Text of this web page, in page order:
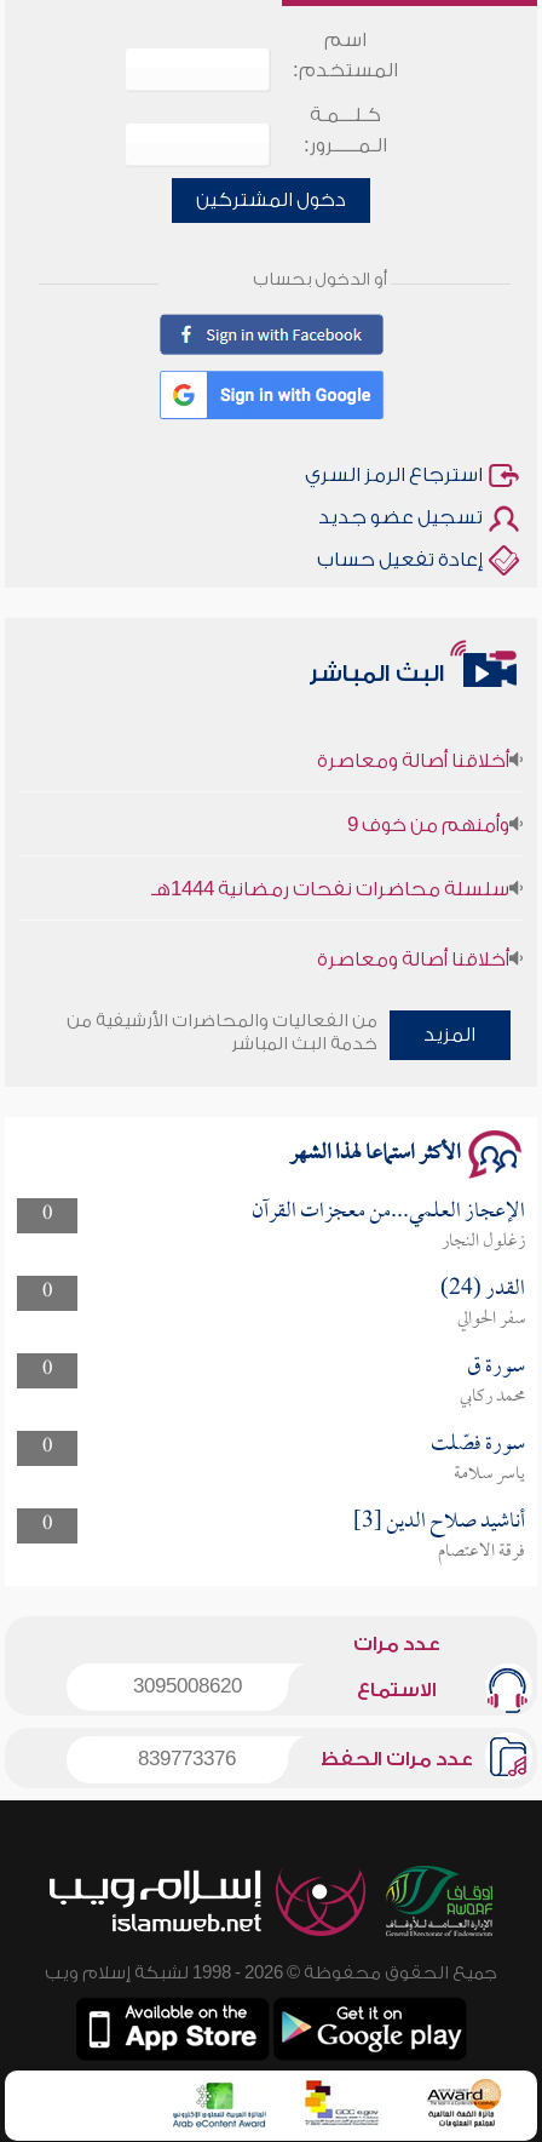
اسم
المستخدم:
كـلـــمـة
الـمـــــرور:
دخول المشتركين
أو الدخول بحساب
استرجاع الرمز السري
تسجيل عضو جديد
إعادة تفعيل حساب
البث المباشر
أخلاقنا أصالة ومعاصرة
وأمنهم من خوف 9
أخلاقنا أصالة ومعاصرة
وأمنهم من خوف 9
المزيد
من الفعاليات والمحاضرات الأرشيفية من
خدمة البث المباشر
الأكثر استماعا لهذا الشهر
0 الإعجاز العلمي...من معجزات القرآن
زغلول النجار
0
القدر (24)
سفر الحوالي
0
سورة ق
محمد ركابي
0
سورة فصّلت
ياسر سلامة
0
أناشيد صلاح الدين [3]
فرقة الاعتصام
عدد مرات
الاستماع 3095008620
عدد مرات الحفظ 839773376
جميع الحقوق محفوظة © 2026 - 1998 لشبكة إسلام ويب